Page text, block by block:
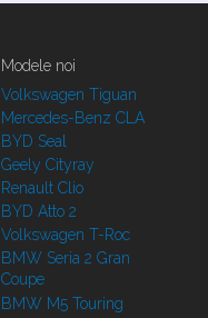
Modele noi
Volkswagen Tiguan
Mercedes-Benz CLA
BYD Seal
Geely Cityray
Renault Clio
BYD Atto 2
Volkswagen T-Roc
BMW Seria 2 Gran
Coupe
BMW M5 Touring